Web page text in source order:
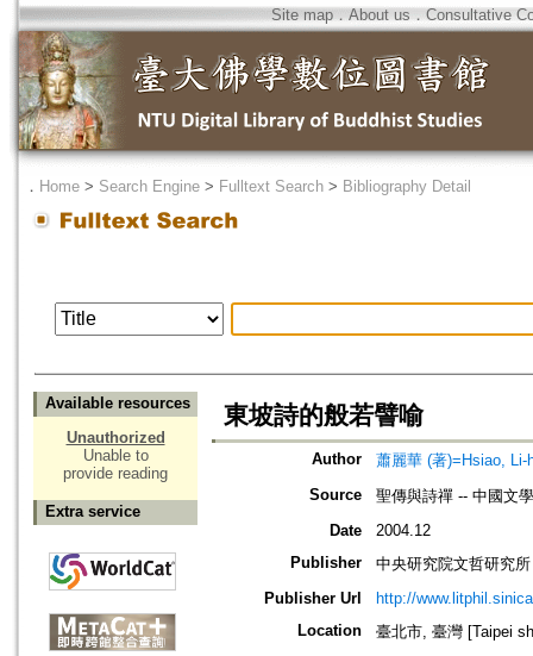
Site map．About us ． Consultative
． Home > Search Engine > Fulltext Search > Bibliography Detail
Available resources
Unauthorized
Unable to
provide reading
Extra service
東坡詩的般若譬喻
Author
蕭麗華 (著)=Hsiao, Li-
Source
聖傳與詩禪 -- 中國文
Date
2004.12
Publisher
中央研究院文哲研究所
Publisher Url
http://
Location
臺北市, 臺灣 [Taipei